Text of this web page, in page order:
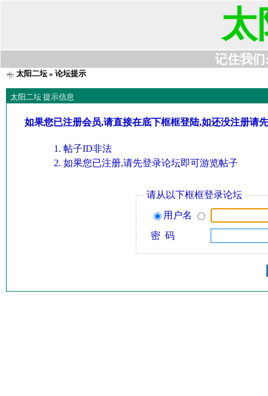
太
记住我们
太阳二坛» 论坛提示
太阳二坛 提示信息
如果您已注册会员,请直接在底下框框登陆,如还没注册请
帖子ID非法
如果您已注册,请先登录论坛即可游览帖子
请从以下框框登录论坛
用户名
密 码